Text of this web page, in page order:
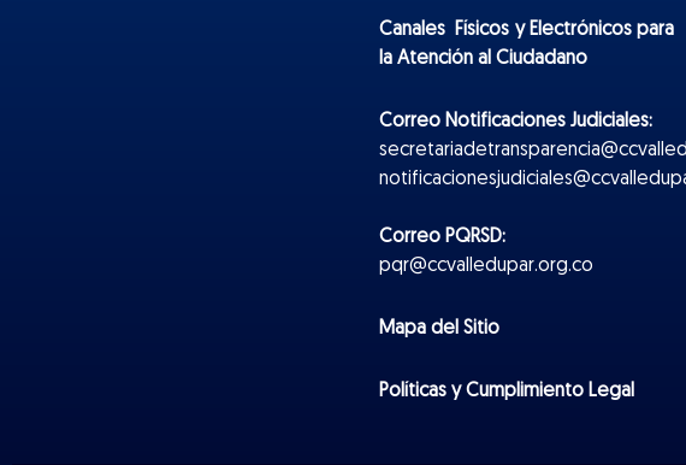
Canales Físicos yElectrónicospara
la Atención al Ciudadano
Correo Notificaciones Judiciales:
Correo PQRSD:
pqr@ccvalledupar.org.co
Mapa del Sitio
Políticas y Cumplimiento Legal